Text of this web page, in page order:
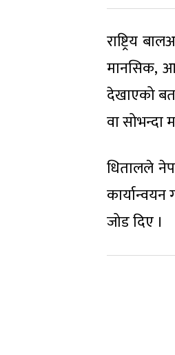
राष्ट्रिय
मानसिक,
देखाएको
वा सोभन्दा
धितालले
जोड दिए ।